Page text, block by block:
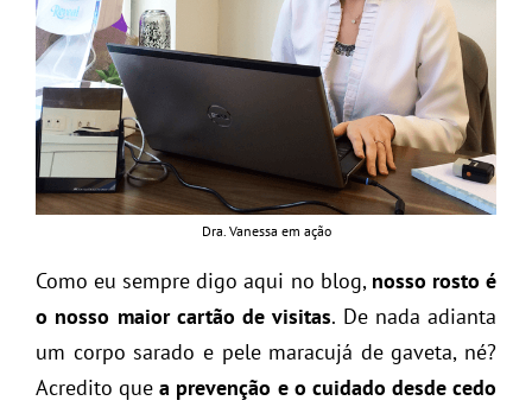
Dra. Vanessa em ação
Como eu sempre digo aqui no blog, nosso rosto é
o nosso maior cartão de visitas. De nada adianta
um corpo sarado e pele maracujá de gaveta, né?
Acredito quea prevenção e o cuidado desde cedo